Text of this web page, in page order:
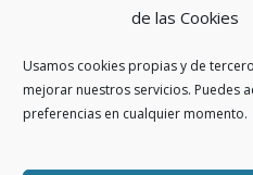
de las Cookies
Usamos cookies propias y de
mejorar nuestros servicios. Puedes
preferencias en cualquier momento.
Suscribirme a la revista La Ortiga
Nuestras revistas
Ahora también enThreads